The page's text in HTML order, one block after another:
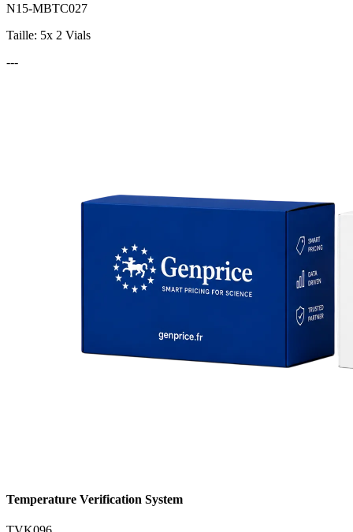
N15-MBTC027
Taille: 5x 2 Vials
---
Temperature Verification System